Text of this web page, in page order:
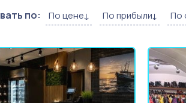
по: По цене По прибыли По